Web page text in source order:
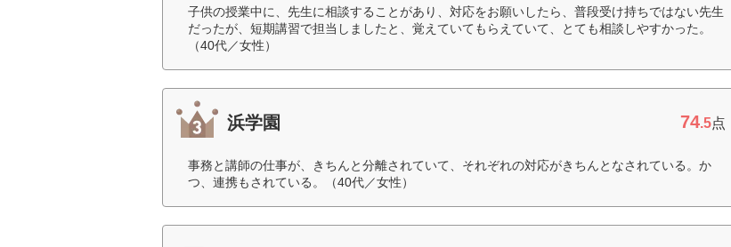
子供の授業中に、先生に相談することがあり、対応をお願いしたら、普段受け持ちではない先生
だったが、短期講習で担当しましたと、覚えていてもらえていて、とても相談しやすかった。
（40代／女性）
浜学園 74.5点
事務と講師の仕事が、きちんと分離されていて、それぞれの対応がきちんとなされている。か
つ、連携もされている。（40代／女性）